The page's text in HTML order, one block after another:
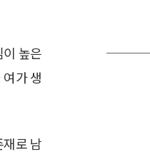
높은
가 생
로 남